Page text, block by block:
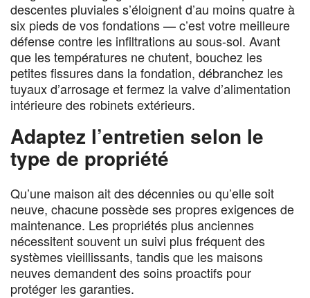
descentes pluviales s’éloignent d’au moins quatre à
six pieds de vos fondations — c’est votre meilleure
défense contre les infiltrations au sous-sol. Avant
que les températures ne chutent, bouchez les
petites fissures dans la fondation, débranchez les
tuyaux d’arrosage et fermez la valve d’alimentation
intérieure des robinets extérieurs.
Adaptez l’entretien selon le
type de propriété
Qu’une maison ait des décennies ou qu’elle soit
neuve, chacune possède ses propres exigences de
maintenance. Les propriétés plus anciennes
nécessitent souvent un suivi plus fréquent des
systèmes vieillissants, tandis que les maisons
neuves demandent des soins proactifs pour
protéger les garanties.